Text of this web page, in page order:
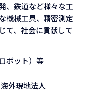
、鉄道など様々な工
機械工具、精密測定
て、社会に貢献して
ボット）等
外現地法人